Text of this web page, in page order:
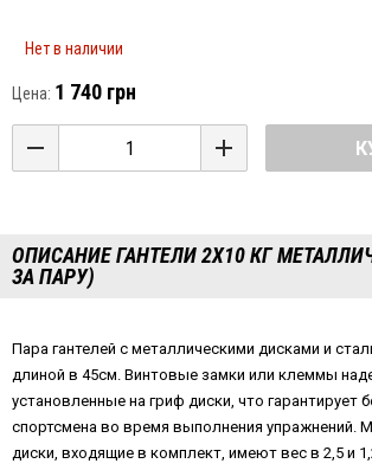
Нет в наличии
Цена: 1 740 грн
ОПИСАНИЕ ГАНТЕЛИ 2X10 КГ
ЗА ПАРУ)
Пара гантелей с металлическими дисками и
длиной в 45см. Винтовые замки или клеммы
установленные на гриф диски, что гарантирует
спортсмена во время выполнения упражнений.
диски, входящие в комплект, имеют вес в 2,5 и